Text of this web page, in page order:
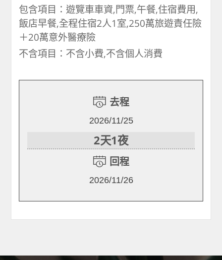
包含項目：遊覽車車資,門票,午餐,住宿費用,
飯店早餐,全程住宿2人1室,250萬旅遊責任險
＋20萬意外醫療險
不含項目：不含小費,不含個人消費
去程
2026/11/25
2天1夜
回程
2026/11/26